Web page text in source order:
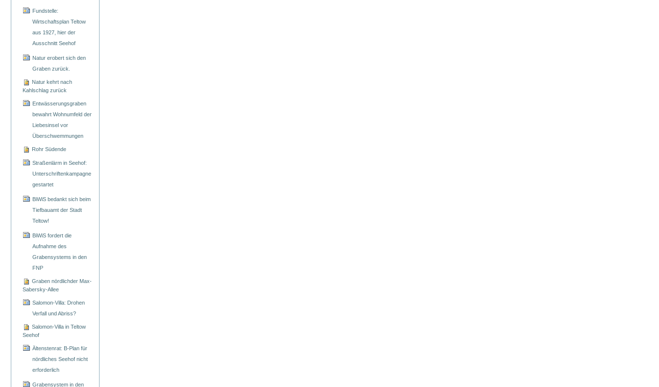
Fundstelle:
Wirtschaftsplan Teltow
aus 1927, hier der
Ausschnitt Seehof
Natur erobert sich den
Graben zurück.
Natur kehrt nach
Kahlschlag zurück
Entwässerungsgraben
bewahrt Wohnumfeld der
Liebesinsel vor
Überschwemmungen
Rohr Südende
Straßenlärm in Seehof:
Unterschriftenkampagne
gestartet
BiWiS bedankt sich beim
Tiefbauamt der Stadt
Teltow!
BiWiS fordert die
Aufnahme des
Grabensystems in den
FNP
Graben nördlichder Max-
Sabersky-Allee
Salomon-Villa: Drohen
Verfall und Abriss?
Salomon-Villa in Teltow
Seehof
Ältenstenrat: B-Plan für
nördliches Seehof nicht
erforderlich
Grabensystem in den